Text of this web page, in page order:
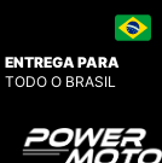
ENTREGA PARA
TODO O BRASIL